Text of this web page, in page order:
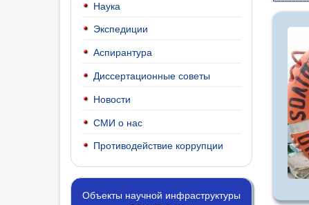
Наука
Экспедиции
Аспирантура
Диссертационные советы
Новости
СМИ о нас
Противодействие коррупции
Объекты научной инфраструктуры